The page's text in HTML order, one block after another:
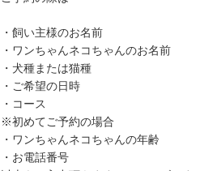
・飼い主様のお名前
・ワンちゃんネコちゃんのお名前
・犬種または猫種
・ご希望の日時
・コース
※初めてご予約の場合
・ワンちゃんネコちゃんの年齢
・お電話番号